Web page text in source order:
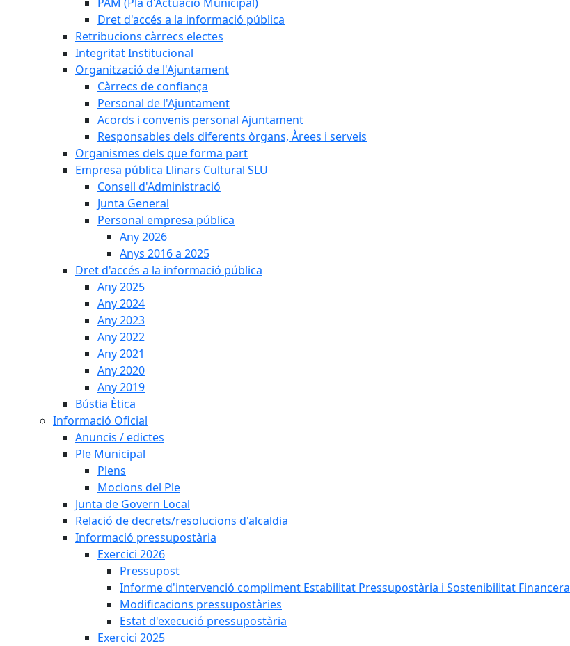
Dret d'accés a la informació pública
Retribucions càrrecs electes
Integritat Institucional
Organització de l'Ajuntament
Càrrecs de confiança
Personal de l'Ajuntament
Acords i convenis personal Ajuntament
Responsables dels diferents òrgans, Àrees i serveis
Organismes dels que forma part
Empresa pública Llinars Cultural SLU
Consell d'Administració
Junta General
Personal empresa pública
Any 2026
Anys 2016 a 2025
Dret d'accés a la informació pública
Any 2025
Any 2024
Any 2023
Any 2022
Any 2021
Any 2020
Any 2019
Bústia Ètica
Informació Oficial
Anuncis / edictes
Ple Municipal
Plens
Mocions del Ple
Junta de Govern Local
Relació de decrets/resolucions d'alcaldia
Informació pressupostària
Exercici 2026
Pressupost
Informe d'intervenció compliment Estabilitat Pressupostària i Sostenibilitat Financera
Modificacions pressupostàries
Estat d'execució pressupostària
Exercici 2025